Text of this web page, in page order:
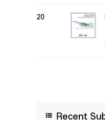
20
Recent